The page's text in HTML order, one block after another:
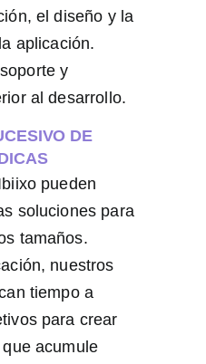
el diseño y la
aplicación.
y
al desarrollo.
DE
pueden
soluciones para
tamaños.
nuestros
tiempo a
para crear
acumule